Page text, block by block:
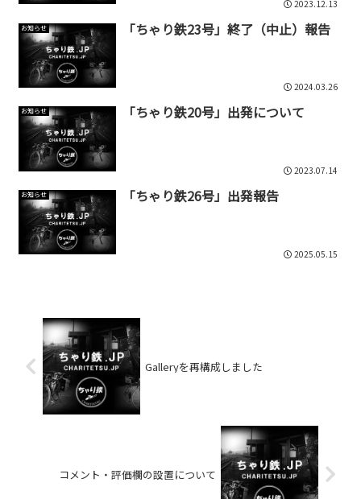
2023.12.13
お知らせ 「ちゃり鉄23号」終了（中止）報告
2024.03.26
お知らせ 「ちゃり鉄20号」出発について
2023.07.14
お知らせ 「ちゃり鉄26号」出発報告
2025.05.15
Galleryを再構成しました
コメント・評価欄の設置について